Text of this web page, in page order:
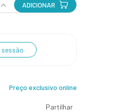
ADICIONAR
sessão
Preço exclusivo online
Partilhar